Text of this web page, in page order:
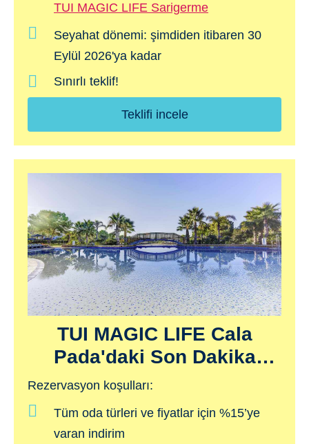
TUI MAGIC LIFE Sarigerme
Seyahat dönemi: şimdiden itibaren 30
Eylül 2026'ya kadar
Sınırlı teklif!
Teklifi incele
TUI MAGIC LIFE Cala
Pada'daki Son Dakika
Fırsatlarımızdan
yararlanın!
Rezervasyon koşulları:
Tüm oda türleri ve fiyatlar için %15’ye
varan indirim